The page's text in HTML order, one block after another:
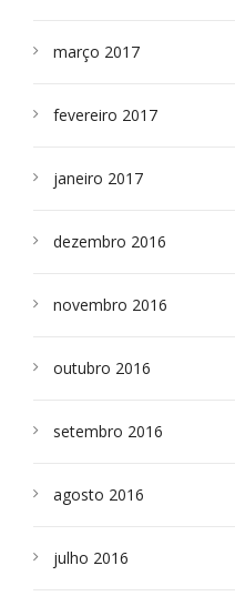
março 2017
fevereiro 2017
janeiro 2017
dezembro 2016
novembro 2016
outubro 2016
setembro 2016
agosto 2016
julho 2016